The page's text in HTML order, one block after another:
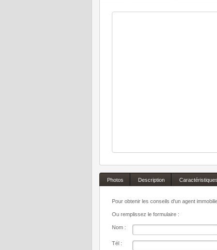
Photos Description
Pour obtenir les conseils d'un agent
Ou remplissez le formulaire :
Nom :
Tél :